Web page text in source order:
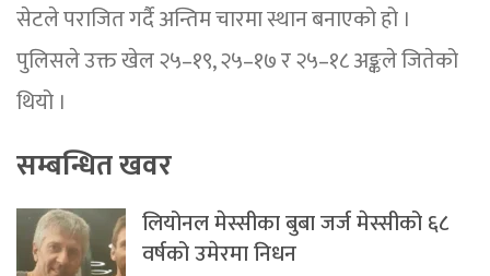
सेटले पराजित गर्दै अन्तिम चारमा स्थान बनाएको हो ।
पुलिसले उक्त खेल २५–१९, २५–१७ र २५–१८ अङ्कले जितेको
थियो ।
सम्बन्धित खवर
लियोनल मेस्सीका बुबा जर्ज मेस्सीको ६८
वर्षको उमेरमा निधन